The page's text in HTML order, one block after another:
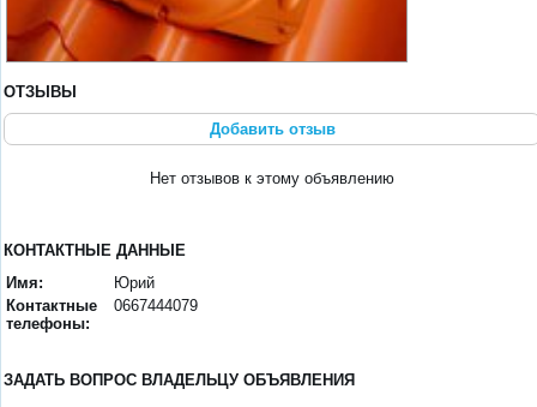
ОТЗЫВЫ
Добавить отзыв
Нет отзывов к этому объявлению
КОНТАКТНЫЕ ДАННЫЕ
Имя:
Юрий
Контактные
телефоны:
0667444079
ЗАДАТЬ ВОПРОС ВЛАДЕЛЬЦУ ОБЪЯВЛЕНИЯ